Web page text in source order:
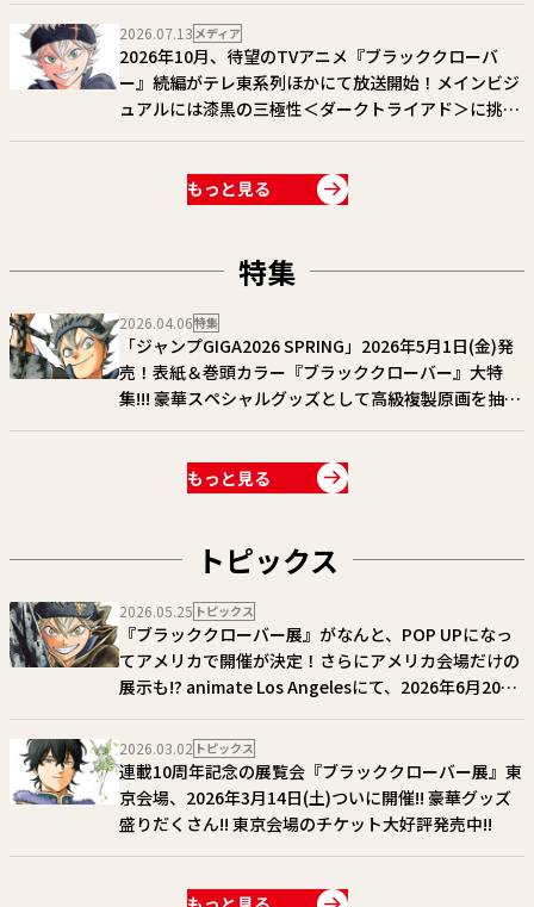
しておこう!!
2026.07.13 メディア
2026年10月、待望のTVアニメ『ブラッククローバ
ー』続編がテレ東系列ほかにて放送開始！メインビジ
ュアルには漆黒の三極性＜ダークトライアド＞に挑む
アスタ達が描かれる!!
もっと見る
特集
2026.04.06特集
「ジャンプGIGA2026 SPRING」2026年5月1日(金)発
売！表紙＆巻頭カラー『ブラッククローバー』大特
集!!! 豪華スペシャルグッズとして高級複製原画を抽選
もっと見る
トピックス
2026.05.25 トピックス
『ブラッククローバー展』がなんと、POP UPになっ
てアメリカで開催が決定！さらにアメリカ会場だけの
展示も!? animate Los Angelesにて、2026年6月20日
(土)～7月19日(日)開催！
2026.03.02 トピックス
連載10周年記念の展覧会『ブラッククローバー展』東
京会場、2026年3月14日(土)ついに開催!! 豪華グッズ
盛りだくさん!! 東京会場のチケット大好評発売中!!